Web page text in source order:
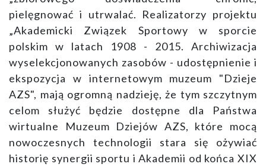
pielęgnować i utrwalać. Realizatorzy projektu
„Akademicki Związek Sportowy w sporcie
polskim w latach 1908 - 2015. Archiwizacja
wyselekcjonowanych zasobów - udostępnienie i
ekspozycja w internetowym muzeum "Dzieje
AZS", mają ogromną nadzieję, że tym szczytnym
celom służyć będzie dostępne dla Państwa
wirtualne Muzeum Dziejów AZS, które mocą
nowoczesnych technologii stara się ożywiać
historię synergii sportu i Akademii od końca XIX